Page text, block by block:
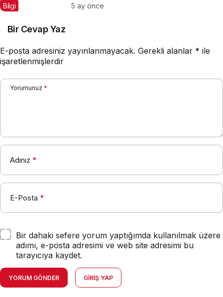
Bilgi 5 ay önce
Bir Cevap Yaz
E-posta adresiniz yayınlanmayacak. Gerekli alanlar * ile
işaretlenmişlerdir
Yorumunuz *
Adınız *
E-Posta *
Bir dahaki sefere yorum yaptığımda kullanılmak üzere
adımı, e-posta adresimi ve web site adresimi bu
tarayıcıya kaydet.
YORUM GÖNDER GIRIŞ YAP